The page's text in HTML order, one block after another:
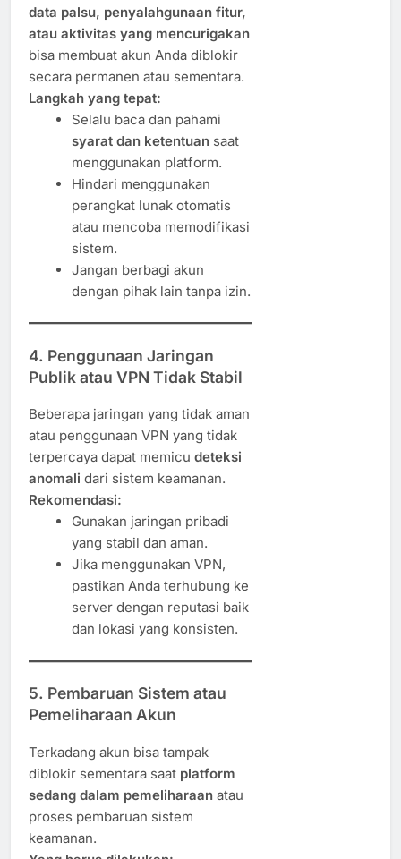
data palsu, penyalahgunaan fitur,
atau aktivitas yang mencurigakan
bisa membuat akun Anda diblokir
secara permanen atau sementara.
Langkah yang tepat:
Selalu baca dan pahami
syarat dan ketentuansaat
menggunakan platform.
Hindari menggunakan
perangkat lunak otomatis
atau mencoba memodifikasi
sistem.
Jangan berbagi akun
dengan pihak lain tanpa izin.
4. Penggunaan Jaringan
Publik atau VPN Tidak Stabil
Beberapa jaringan yang tidak aman
atau penggunaan VPN yang tidak
terpercaya dapat memicu deteksi
anomali dari sistem keamanan.
Rekomendasi:
Gunakan jaringan pribadi
yang stabil dan aman.
Jika menggunakan VPN,
pastikan Anda terhubung ke
server dengan reputasi baik
dan lokasi yang konsisten.
5. Pembaruan Sistem atau
Pemeliharaan Akun
Terkadang akun bisa tampak
diblokir sementara saat platform
sedang dalam pemeliharaan atau
proses pembaruan sistem
keamanan.